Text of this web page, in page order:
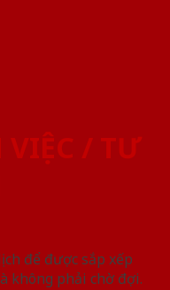
/ TƯ
để được sắp xếp
không phải chờ đợi.